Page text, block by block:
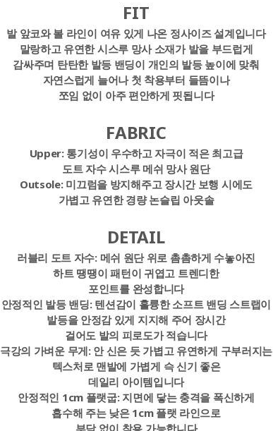
FIT
발 앞코와 볼 라인이 여유 있게 나온 정사이즈 설계입니다
말랑하고 유연한 시스루 망사 소재가 발을 부드럽게
감싸주며 탄탄한 발등 밴딩이 개인의 발등 높이에 맞춰
자연스럽게 늘어나 첫 착용부터 들뜸이나
쪼임 없이 아주 편안하게 핏됩니다
FABRIC
Upper: 통기성이 우수하고 자극이 적은 최고급
도트 자수 시스루 메쉬 망사 원단
Outsole:미끄럼을 방지해주고 장시간 보행 시에도
가볍고 유연한 경량 논슬립 아웃솔
DETAIL
러블리 도트 자수: 메쉬 원단 위로 촘촘하게 수놓아진
하트 땡땡이 패턴이 귀엽고 트렌디한
포인트를 완성합니다
안정적인 발등 밴딩:텐션감이 훌륭한 소프트 밴딩 스트랩이
발등을 안정감 있게 지지해 주어 장시간
걸어도 발의 피로도가 적습니다
극강의 가벼운 무게:안 신은 듯 가볍고 유연하게 구부러지는
텍스처로 맨발에 가볍게 슥 신기 좋은
데일리 아이템입니다
안정적인 1cm 플랫굽:지면에 닿는 충격을 폭신하게
흡수해 주는 낮은 1cm 플랫 라인으로
부담 없이 착용 가능합니다